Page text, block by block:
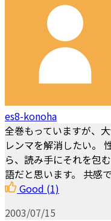
es8-konoha
全巻もっていますが、
レンマを解消したい。
ら、読み手にそれを包
語だと思います。 共感
Good (1)
2003/07/15